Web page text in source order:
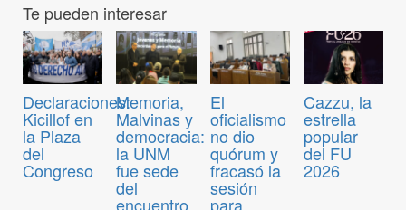
Te pueden interesar
Declaraciones:
Kicillof en
la Plaza
del
Congreso
Memoria,
Malvinas y
democracia:
la UNM
fue sede
del
encuentro
El
oficialismo
no dio
quórum y
fracasó la
sesión
para
Cazzu, la
estrella
popular
del FU
2026